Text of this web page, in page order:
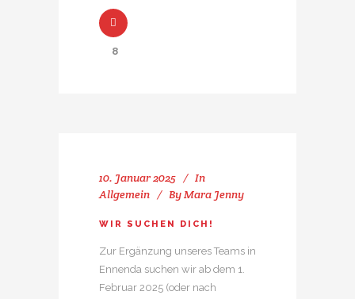
8
10. Januar 2025
In
Allgemein
ByMara Jenny
WIR SUCHEN DICH!
Zur Ergänzung unseres Teams in
Ennenda suchen wir ab dem 1.
Februar 2025 (oder nach